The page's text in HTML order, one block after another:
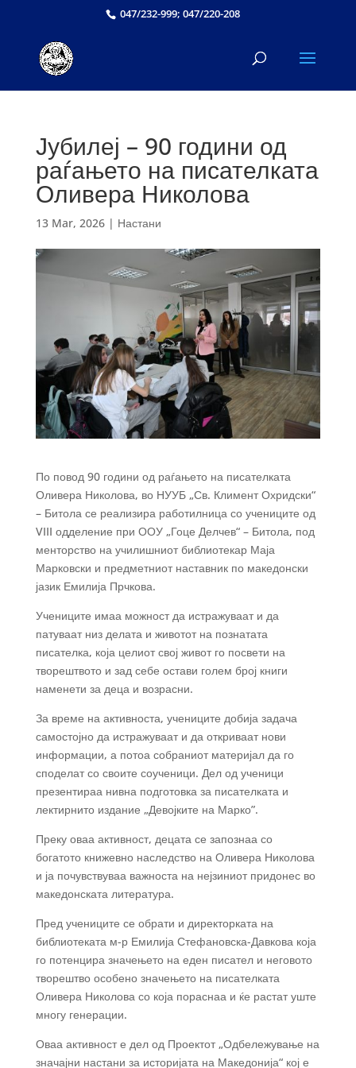
047/232-999; 047/220-208
Јубилеј – 90 години од
раѓањето на писателката
Оливера Николова
13 Mar, 2026| Настани
По повод 90 години од раѓањето на писателката
Оливера Николова, во НУУБ „Св. Климент Охридски“
– Битола се реализира работилница со учениците од
VIII одделение при ООУ „Гоце Делчев“ – Битола, под
менторство на училишниот библиотекар Маја
Марковски и предметниот наставник по македонски
јазик Емилија Прчкова.
Учениците имаа можност да истражуваат и да
патуваат низ делата и животот на познатата
писателка, која целиот свој живот го посвети на
творештвото и зад себе остави голем број книги
наменети за деца и возрасни.
За време на активноста, учениците добија задача
самостојно да истражуваат и да откриваат нови
информации, а потоа собраниот материјал да го
споделат со своите соученици. Дел од ученици
презентираа нивна подготовка за писателката и
лектирнито издание „Девојките на Марко”.
Преку оваа активност, децата се запознаа со
богатото книжевно наследство на Оливера Николова
и ја почувствуваа важноста на нејзиниот придонес во
македонската литература.
Пред учениците се обрати и директорката на
библиотеката м-р Емилија Стефановска-Давкова која
го потенцира значењето на еден писател и неговото
творештво особено значењето на писателката
Оливера Николова со која пораснаа и ќе растат уште
многу генерации.
Оваа активност е дел од Проектот „Одбележување на
значајни настани за историјата на Македонија“ кој е